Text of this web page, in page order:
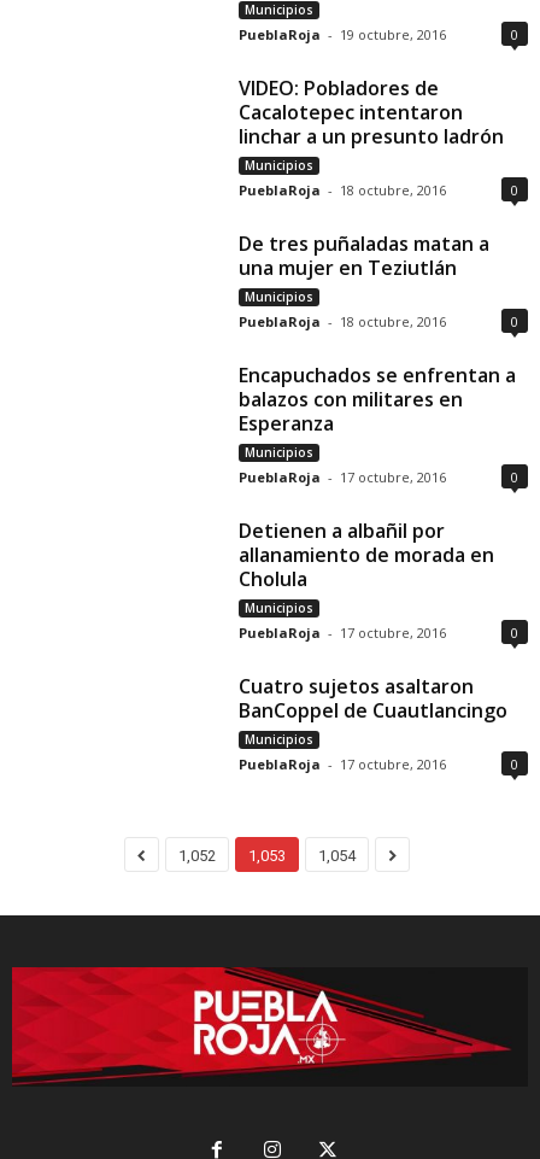
Municipios
PueblaRoja - 19 octubre, 2016 0
VIDEO: Pobladores de
Cacalotepec intentaron
linchar a un presunto ladrón
Municipios
PueblaRoja - 18 octubre, 2016 0
De tres puñaladas matan a
una mujer en Teziutlán
Municipios
PueblaRoja - 18 octubre, 2016 0
Encapuchados se enfrentan a
balazos con militares en
Esperanza
Municipios
PueblaRoja - 17 octubre, 2016 0
Detienen a albañil por
allanamiento de morada en
Cholula
Municipios
PueblaRoja - 17 octubre, 2016 0
Cuatro sujetos asaltaron
BanCoppel de Cuautlancingo
Municipios
PueblaRoja - 17 octubre, 2016 0
1,052 1,053 1,054